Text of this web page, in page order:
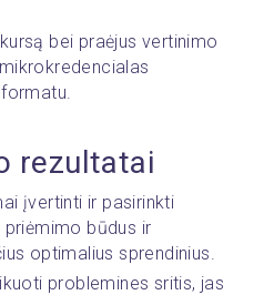
bei praėjus vertinimo
rezultatai
įvertinti ir pasirinkti
būdus ir
optimalius sprendinius.
problemines sritis, jas